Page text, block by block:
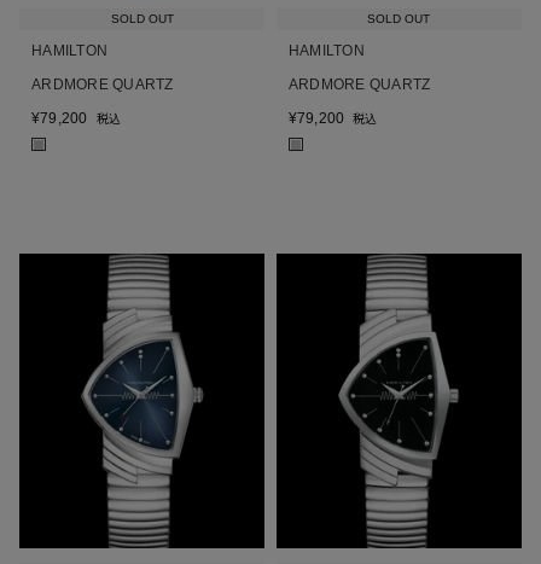
SOLD OUT
HAMILTON
ARDMORE QUARTZ
¥79,200 税込
SOLD OUT
HAMILTON
ARDMORE QUARTZ
¥79,200 税込